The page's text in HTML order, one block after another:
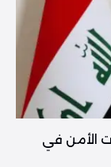
الأمن في